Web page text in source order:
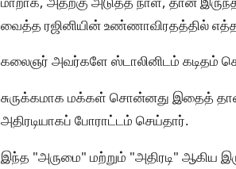
வைத்த ரஜினியின் உண்ணாவிரதத்தில்
கலைஞர் அவர்களே ஸ்டாலினிடம் கடிதம்
சுருக்கமாக மக்கள் சொன்னது இதைத்
அதிரடியாகப் போராட்டம் செய்தார்.
இந்த "அருமை" மற்றும் "அதிரடி" ஆகிய